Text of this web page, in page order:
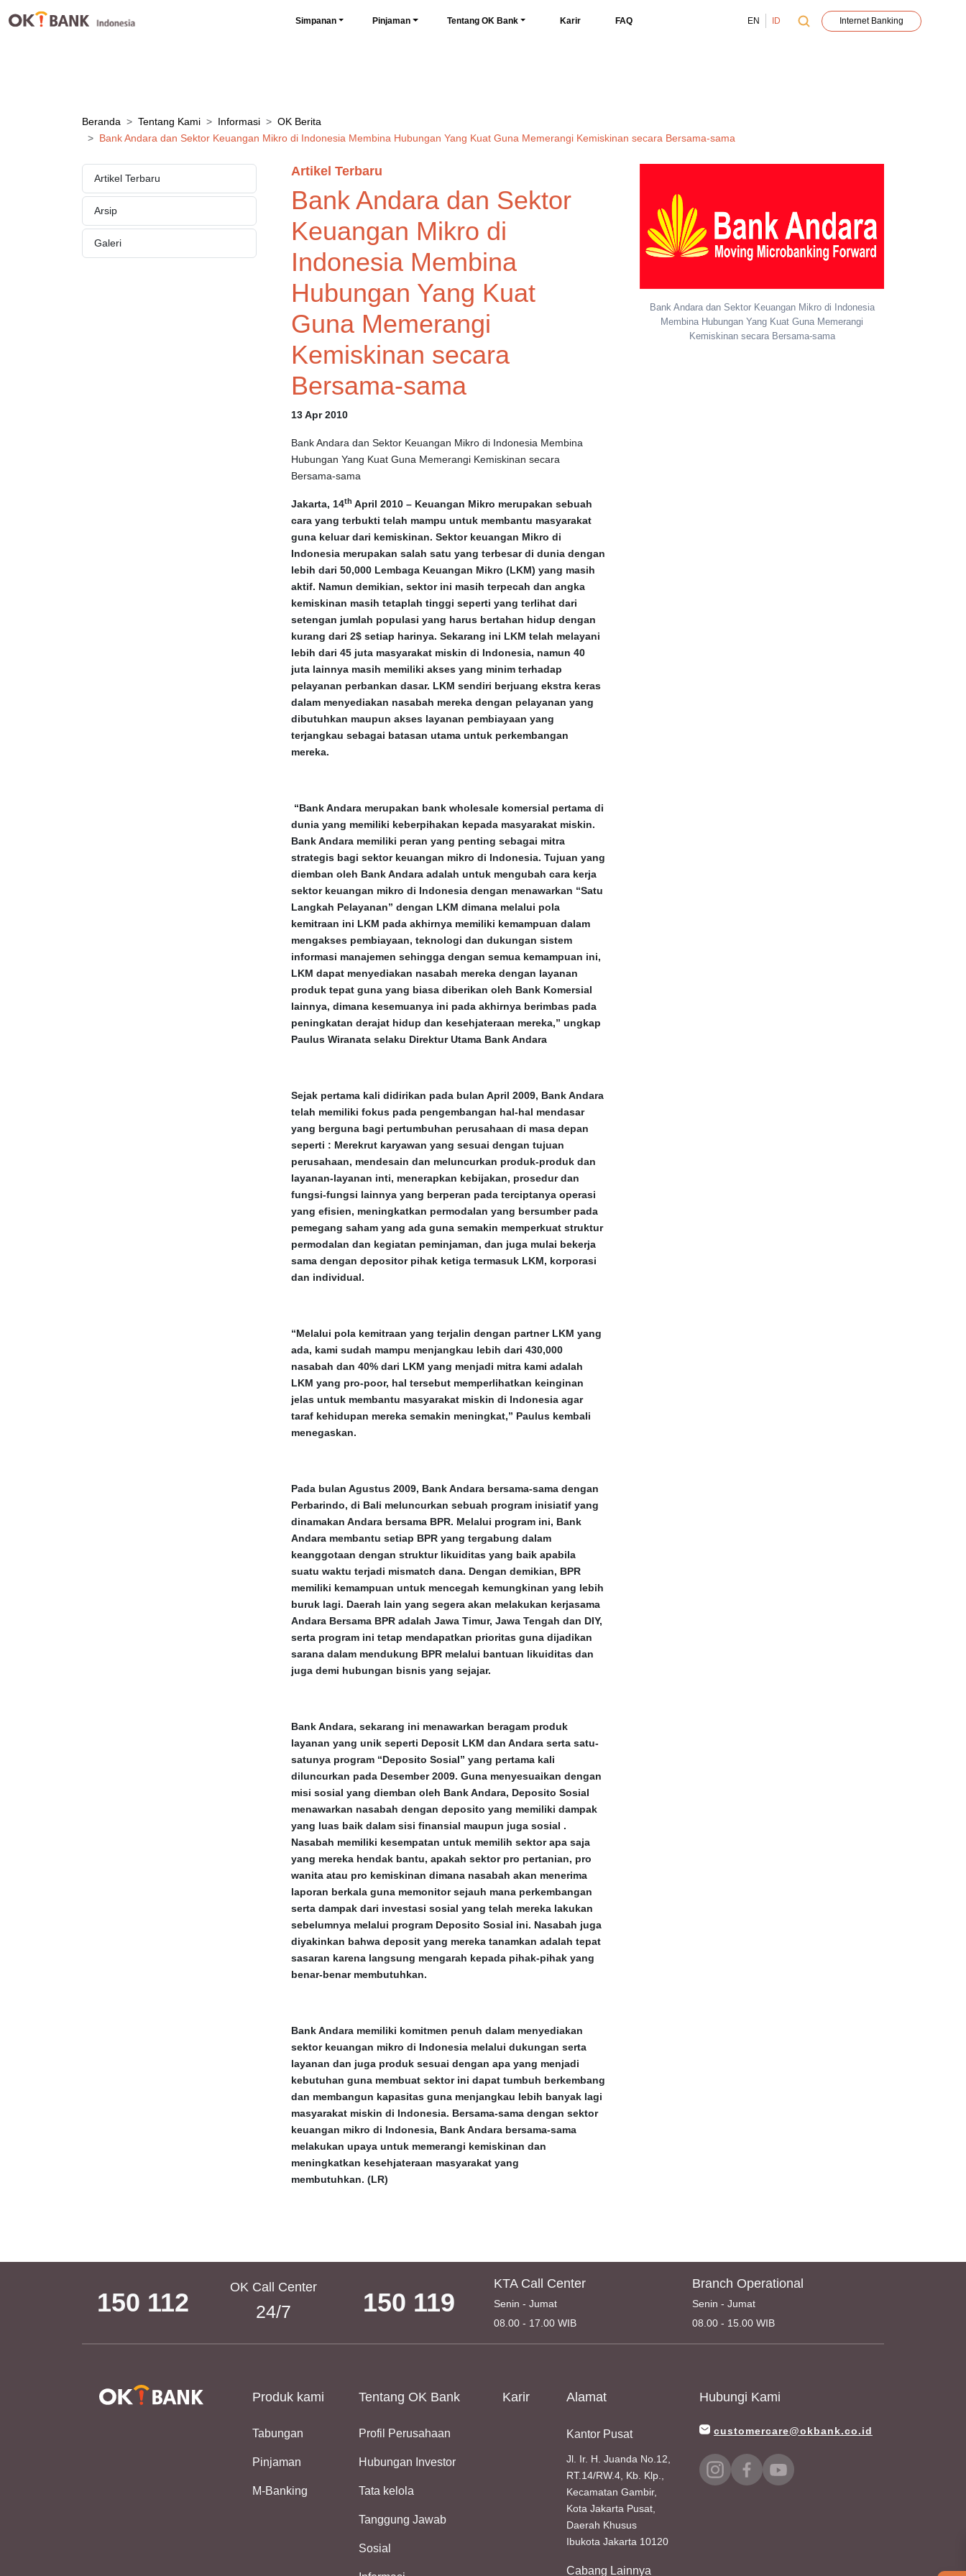
Simpanan Pinjaman Tentang OK Bank Karir FAQ EN ID Internet Banking
Beranda Tentang Kami Informasi
OK Berita
Bank Andara dan Sektor Keuangan Mikro di Indonesia Membina Hubungan Yang Kuat Guna Memerangi Kemiskinan secara Bersama-sama
Artikel Terbaru
Arsip
Galeri
Artikel Terbaru
Bank Andara dan Sektor
Keuangan Mikro di
Indonesia Membina
Hubungan Yang Kuat
Guna Memerangi
Kemiskinan secara
Bersama-sama
13 Apr 2010
Bank Andara dan Sektor Keuangan Mikro di Indonesia Membina
Hubungan Yang Kuat Guna Memerangi Kemiskinan secara
Bersama-sama
Jakarta, 14th April 2010 – Keuangan Mikro merupakan sebuah
cara yang terbukti telah mampu untuk membantu masyarakat
guna keluar dari kemiskinan. Sektor keuangan Mikro di
Indonesia merupakan salah satu yang terbesar di dunia dengan
lebih dari 50,000 Lembaga Keuangan Mikro (LKM) yang masih
aktif. Namun demikian, sektor ini masih terpecah dan angka
kemiskinan masih tetaplah tinggi seperti yang terlihat dari
setengan jumlah populasi yang harus bertahan hidup dengan
kurang dari 2$ setiap harinya. Sekarang ini LKM telah melayani
lebih dari 45 juta masyarakat miskin di Indonesia, namun 40
juta lainnya masih memiliki akses yang minim terhadap
pelayanan perbankan dasar. LKM sendiri berjuang ekstra keras
dalam menyediakan nasabah mereka dengan pelayanan yang
dibutuhkan maupun akses layanan pembiayaan yang
terjangkau sebagai batasan utama untuk perkembangan
mereka.
“Bank Andara merupakan bank wholesale komersial pertama di
dunia yang memiliki keberpihakan kepada masyarakat miskin.
Bank Andara memiliki peran yang penting sebagai mitra
strategis bagi sektor keuangan mikro di Indonesia. Tujuan yang
diemban oleh Bank Andara adalah untuk mengubah cara kerja
sektor keuangan mikro di Indonesia dengan menawarkan “Satu
Langkah Pelayanan” dengan LKM dimana melalui pola
kemitraan ini LKM pada akhirnya memiliki kemampuan dalam
mengakses pembiayaan, teknologi dan dukungan sistem
informasi manajemen sehingga dengan semua kemampuan ini,
LKM dapat menyediakan nasabah mereka dengan layanan
produk tepat guna yang biasa diberikan oleh Bank Komersial
lainnya, dimana kesemuanya ini pada akhirnya berimbas pada
peningkatan derajat hidup dan kesehjateraan mereka,” ungkap
Paulus Wiranata selaku Direktur Utama Bank Andara
Sejak pertama kali didirikan pada bulan April 2009, Bank Andara
telah memiliki fokus pada pengembangan hal-hal mendasar
yang berguna bagi pertumbuhan perusahaan di masa depan
seperti : Merekrut karyawan yang sesuai dengan tujuan
perusahaan, mendesain dan meluncurkan produk-produk dan
layanan-layanan inti, menerapkan kebijakan, prosedur dan
fungsi-fungsi lainnya yang berperan pada terciptanya operasi
yang efisien, meningkatkan permodalan yang bersumber pada
pemegang saham yang ada guna semakin memperkuat struktur
permodalan dan kegiatan peminjaman, dan juga mulai bekerja
sama dengan depositor pihak ketiga termasuk LKM, korporasi
dan individual.
“Melalui pola kemitraan yang terjalin dengan partner LKM yang
ada, kami sudah mampu menjangkau lebih dari 430,000
nasabah dan 40% dari LKM yang menjadi mitra kami adalah
LKM yang pro-poor, hal tersebut memperlihatkan keinginan
jelas untuk membantu masyarakat miskin di Indonesia agar
taraf kehidupan mereka semakin meningkat,” Paulus kembali
menegaskan.
Pada bulan Agustus 2009, Bank Andara bersama-sama dengan
Perbarindo, di Bali meluncurkan sebuah program inisiatif yang
dinamakan Andara bersama BPR. Melalui program ini, Bank
Andara membantu setiap BPR yang tergabung dalam
keanggotaan dengan struktur likuiditas yang baik apabila
suatu waktu terjadi mismatch dana. Dengan demikian, BPR
memiliki kemampuan untuk mencegah kemungkinan yang lebih
buruk lagi. Daerah lain yang segera akan melakukan kerjasama
Andara Bersama BPR adalah Jawa Timur, Jawa Tengah dan DIY,
serta program ini tetap mendapatkan prioritas guna dijadikan
sarana dalam mendukung BPR melalui bantuan likuiditas dan
juga demi hubungan bisnis yang sejajar.
Bank Andara, sekarang ini menawarkan beragam produk
layanan yang unik seperti Deposit LKM dan Andara serta satu-
satunya program “Deposito Sosial” yang pertama kali
diluncurkan pada Desember 2009. Guna menyesuaikan dengan
misi sosial yang diemban oleh Bank Andara, Deposito Sosial
menawarkan nasabah dengan deposito yang memiliki dampak
yang luas baik dalam sisi finansial maupun juga sosial .
Nasabah memiliki kesempatan untuk memilih sektor apa saja
yang mereka hendak bantu, apakah sektor pro pertanian, pro
wanita atau pro kemiskinan dimana nasabah akan menerima
laporan berkala guna memonitor sejauh mana perkembangan
serta dampak dari investasi sosial yang telah mereka lakukan
sebelumnya melalui program Deposito Sosial ini. Nasabah juga
diyakinkan bahwa deposit yang mereka tanamkan adalah tepat
sasaran karena langsung mengarah kepada pihak-pihak yang
benar-benar membutuhkan.
Bank Andara memiliki komitmen penuh dalam menyediakan
sektor keuangan mikro di Indonesia melalui dukungan serta
layanan dan juga produk sesuai dengan apa yang menjadi
kebutuhan guna membuat sektor ini dapat tumbuh berkembang
dan membangun kapasitas guna menjangkau lebih banyak lagi
masyarakat miskin di Indonesia. Bersama-sama dengan sektor
keuangan mikro di Indonesia, Bank Andara bersama-sama
melakukan upaya untuk memerangi kemiskinan dan
meningkatkan kesehjateraan masyarakat yang
membutuhkan. (LR)
Bank Andara dan Sektor Keuangan Mikro di Indonesia
Membina Hubungan Yang Kuat Guna Memerangi
Kemiskinan secara Bersama-sama
150 112
OK Call Center
24/7 150 119
KTA Call Center
Senin - Jumat
08.00 - 17.00 WIB
Branch Operational
Senin - Jumat
08.00 - 15.00 WIB
Produk kami
Tabungan
Pinjaman
M-Banking
Tentang OK Bank
Profil Perusahaan
Hubungan Investor
Tata kelola
Tanggung Jawab
Sosial
Karir Alamat
Kantor Pusat
Jl. Ir. H. Juanda No.12,
RT.14/RW.4, Kb. Klp.,
Kecamatan Gambir,
Kota Jakarta Pusat,
Daerah Khusus
Ibukota Jakarta 10120
Cabang Lainnya
Hubungi Kami
customercare@okbank.co.id